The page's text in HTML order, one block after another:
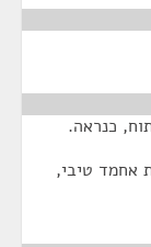
כנראה.
אחמד טיבי,